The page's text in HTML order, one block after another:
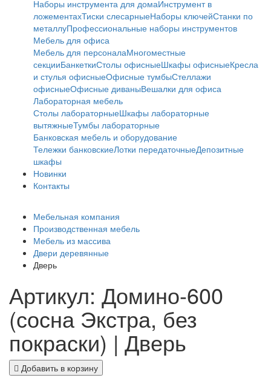
Наборы инструмента для домаИнструмент в
ложементахТиски слесарныеНаборы ключейСтанки по
металлуПрофессиональные наборы инструментов
Мебель для офиса
Мебель для персоналаМногоместные
секцииБанкеткиСтолы офисныеШкафы офисныеКресла
и стулья офисныеОфисные тумбыСтеллажи
офисныеОфисные диваныВешалки для офиса
Лабораторная мебель
Столы лабораторныеШкафы лабораторные
вытяжныеТумбы лабораторные
Банковская мебель и оборудование
Тележки банковскиеЛотки передаточныеДепозитные
шкафы
Новинки
Контакты
Мебельная компания
Производственная мебель
Мебель из массива
Двери деревянные
Дверь
Артикул: Домино-600
(сосна Экстра, без
покраски) | Дверь
Добавить в корзину